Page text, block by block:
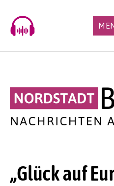
content
„Glück auf